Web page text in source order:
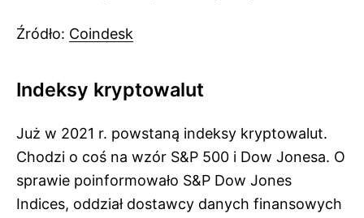
Źródło: Coindesk
Indeksy kryptowalut
Już w 2021 r. powstaną indeksy kryptowalut.
Chodzi o coś na wzór S&P 500 i Dow Jonesa. O
sprawie poinformowało S&P Dow Jones
Indices, oddział dostawcy danych finansowych